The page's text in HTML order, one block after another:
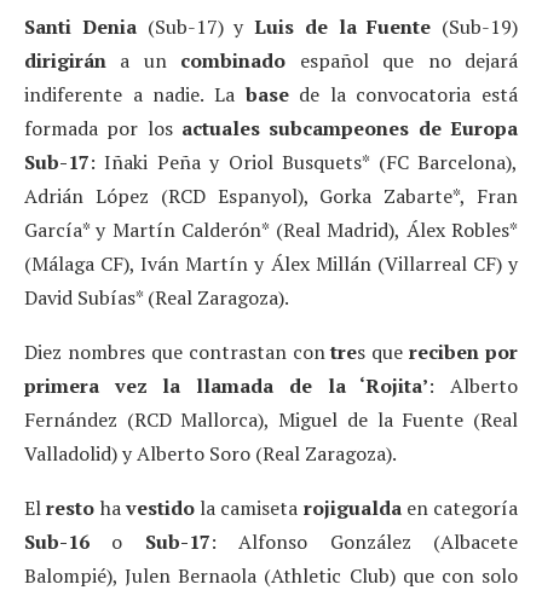
Santi Denia(Sub-17) y Luis de la Fuente (Sub-19)
dirigirán a un combinado español que no dejará
indiferente a nadie. La basede la convocatoria está
formada por los actuales subcampeones de Europa
Sub-17: Iñaki Peña y Oriol Busquets* (FC Barcelona),
Adrián López (RCD Espanyol), Gorka Zabarte*, Fran
García* y Martín Calderón* (Real Madrid), Álex Robles*
(Málaga CF), Iván Martín y Álex Millán (Villarreal CF) y
David Subías* (Real Zaragoza).
Diez nombres que contrastan contres quereciben por
primera vez la llamada de la ‘Rojita’: Alberto
Fernández (RCD Mallorca), Miguel de la Fuente (Real
Valladolid) y Alberto Soro (Real Zaragoza).
Elresto havestidola camiseta rojigualdaen categoría
Sub-16 o Sub-17: Alfonso González (Albacete
Balompié), Julen Bernaola (Athletic Club) que con solo